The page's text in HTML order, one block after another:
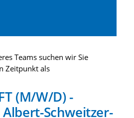
Teams suchen wir Sie
Zeitpunkt als
(M/W/D) -
Schweitzer-